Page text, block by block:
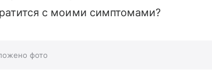
с моими симптомами?
фото